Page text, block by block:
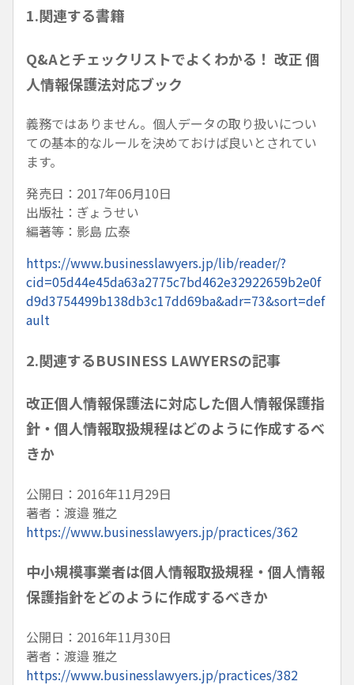
1.関連する書籍
Q&Aとチェックリストでよくわかる！ 改正 個
人情報保護法対応ブック
義務ではありません。個人データの取り扱いについ
ての基本的なルールを決めておけば良いとされてい
ます。
発売日：2017年06月10日
出版社：ぎょうせい
編著等：影島 広泰
https://www.businesslawyers.jp/lib/reader/?
cid=05d44e45da63a2775c7bd462e32922659b2e0f
d9d3754499b138db3c17dd69ba&adr=73&sort=def
ault
2.関連するBUSINESS LAWYERSの記事
改正個人情報保護法に対応した個人情報保護指
針・個人情報取扱規程はどのように作成するべ
きか
公開日：2016年11月29日
著者：渡邉 雅之
https://www.businesslawyers.jp/practices/362
中小規模事業者は個人情報取扱規程・個人情報
保護指針をどのように作成するべきか
公開日：2016年11月30日
著者：渡邉 雅之
https://www.businesslawyers.jp/practices/382